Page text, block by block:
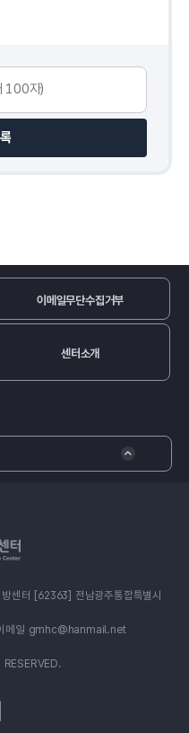
이메일무단수집거부
센터소개
센터 [62363] 전남광주통합특별시
메일 gmhc@hanmail.net